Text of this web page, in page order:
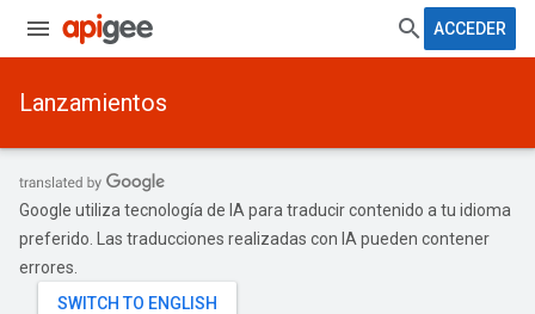
ACCEDER
Lanzamientos
Google utiliza tecnología de IA para traducir contenido a tu idioma
preferido. Las traducciones realizadas con IA pueden contener
errores.